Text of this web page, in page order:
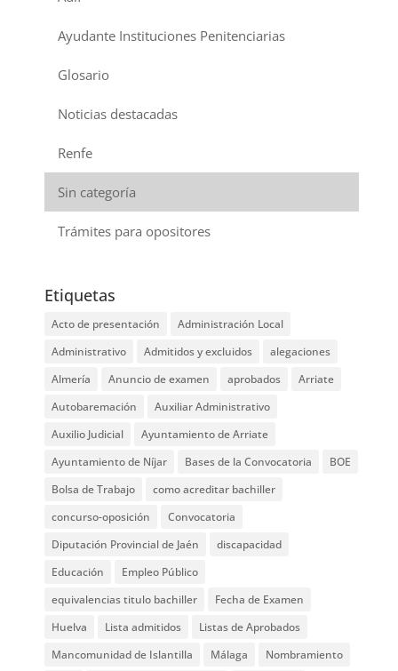
Ayudante Instituciones Penitenciarias
Glosario
Noticias destacadas
Renfe
Sin categoría
Trámites para opositores
Etiquetas
Acto de presentación
Administración Local
Administrativo
Admitidos y excluidos
alegaciones
Almería
Anuncio de examen aprobados
Arriate
Autobaremación
Auxiliar Administrativo
Auxilio Judicial
Ayuntamiento de Arriate
Ayuntamiento de Níjar
Bases de la Convocatoria
BOE
Bolsa de Trabajo
como acreditar bachiller
concurso-oposición
Convocatoria
Diputación Provincial de Jaén
discapacidad
Educación
Empleo Público
equivalencias titulo bachiller
Fecha de Examen
Huelva
Lista admitidos
Listas de Aprobados
Mancomunidad de Islantilla
Málaga
Nombramiento